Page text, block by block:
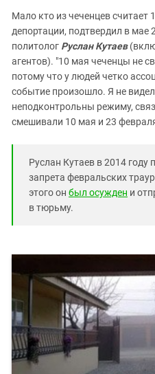
Мало кто из чеченцев
депортации, подтвердил в мае
политолог Руслан Кутаев
агентов). "10 мая чеченцы не
потому что у людей четко
событие произошло. Я не
неподконтрольны режиму,
смешивали 10 мая и 23
Руслан Кутаев в 2014 году
запрета февральских
этого он был осужден и
в тюрьму.